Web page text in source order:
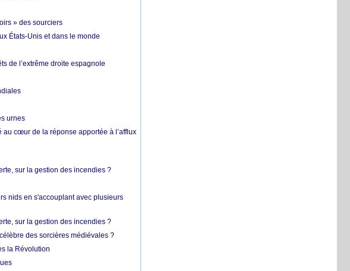
» des sourciers
États-Unis et dans le monde
de l’extrême droite espagnole
urnes
au cœur de la réponse apportée à l’afflux
sur la gestion des incendies ?
nids en s'accouplant avec plusieurs
sur la gestion des incendies ?
des sorcières médiévales ?
la Révolution